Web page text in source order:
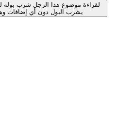
يشرب البول دون أي إضافات